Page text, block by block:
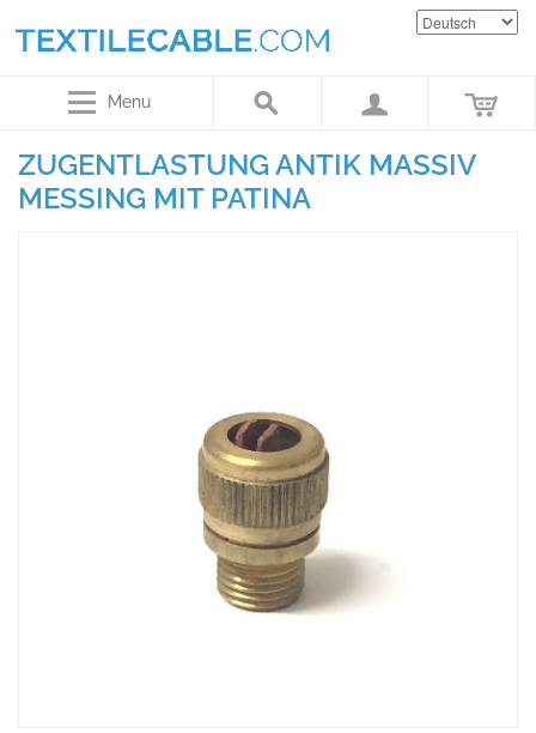
Menu
ZUGENTLASTUNG ANTIK MASSIV
MESSING MIT PATINA